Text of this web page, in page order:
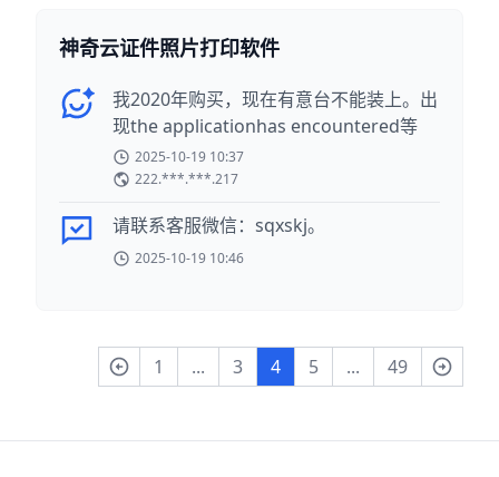
神奇云证件照片打印软件
我2020年购买，现在有意台不能装上。出
现the applicationhas encountered等
2025-10-19 10:37
222.***.***.217
请联系客服微信：sqxskj。
2025-10-19 10:46
1 ... 3 4 5 ... 49